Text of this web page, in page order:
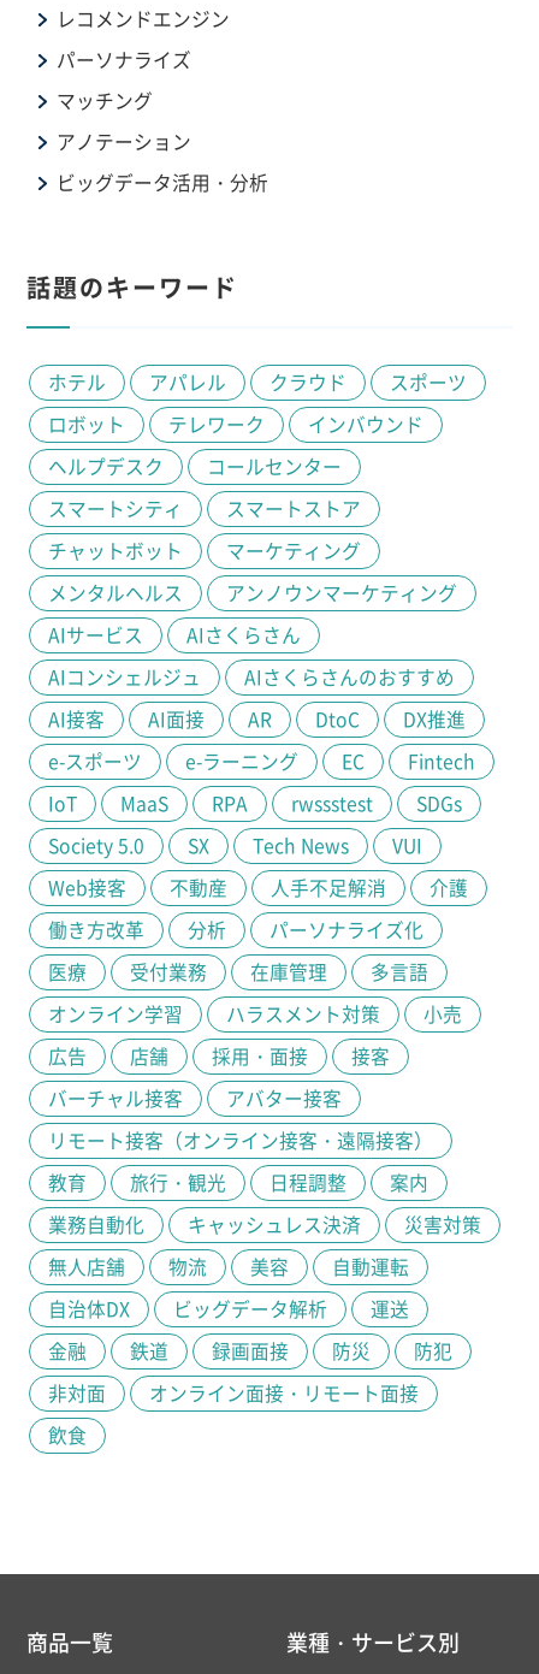
レコメンドエンジン
パーソナライズ
マッチング
アノテーション
ビッグデータ活用・分析
話題のキーワード
ホテル アパレル クラウド
スポーツ
ロボット
テレワーク
インバウンド
ヘルプデスク
コールセンター
スマートシティ
スマートストア
チャットボット
マーケティング
メンタルヘルス
アンノウンマーケティング
AIサービス
AIさくらさん
AIコンシェルジュ
AIさくらさんのおすすめ
AI接客
AI面接 AR DtoC
DX推進
e-スポーツ
e-ラーニング EC
Fintech
IoT
MaaS RPA rwssstest
SDGs
Society 5.0
SX Tech News
VUI
Web接客
不動産 人手不足解消
介護
働き方改革
分析
パーソナライズ化
医療
受付業務 在庫管理
多言語
オンライン学習
ハラスメント対策
小売
広告
店舗 採用・面接
接客
バーチャル接客
アバター接客
リモート接客（オンライン接客・遠隔接客）
教育
旅行・観光 日程調整
案内
業務自動化
キャッシュレス決済
災害対策
無人店舗
物流 美容
自動運転
自治体DX
ビッグデータ解析
運送
金融
鉄道 録画面接 防災
防犯
非対面
オンライン面接・リモート面接
飲食
商品一覧
業種・サービス別